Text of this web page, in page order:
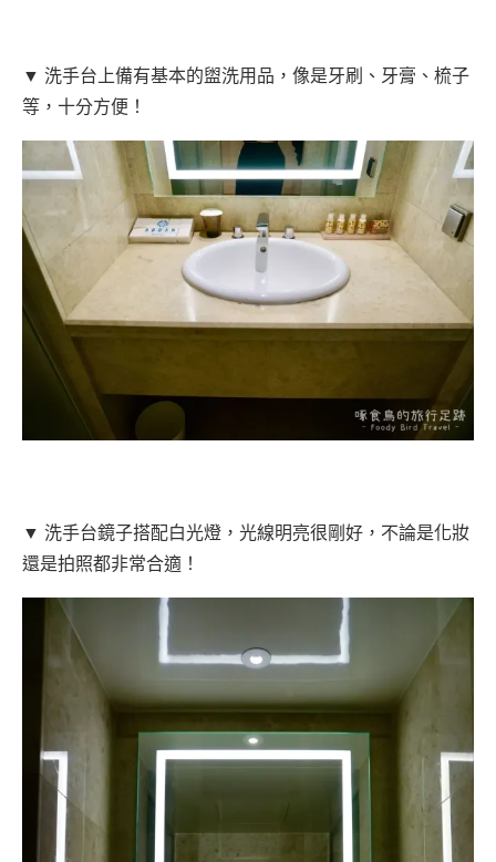
▼ 洗手台上備有基本的盥洗用品，像是牙刷、牙膏、梳子
等，十分方便！
▼ 洗手台鏡子搭配白光燈，光線明亮很剛好，不論是化妝
還是拍照都非常合適！